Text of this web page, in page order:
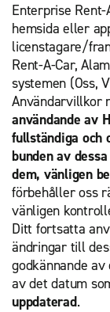
Enterprise
hemsida eller
licenstagare/
Rent-A-Car,
systemen (Oss,
Användarvillkor
användande av
fullständiga och
bunden av
dem, vänligen
förbehåller oss
vänligen
Ditt fortsatta
ändringar till
godkännande
av det datum
uppdaterad.